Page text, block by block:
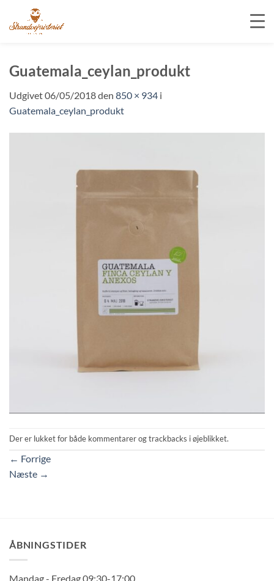
indhold
Guatemala_ceylan_produkt
Udgivet06/05/2018den 850 × 934 i
Guatemala_ceylan_produkt
Der er lukket for både kommentarer og trackbacks i øjeblikket.
← Forrige
Næste →
ÅBNINGSTIDER
Mandag - Fredag 09:30-17:00